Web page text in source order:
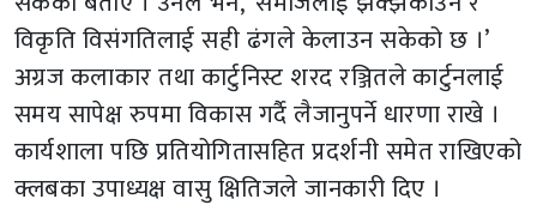
विकृति विसंगतिलाई सही ढंगले केलाउन सकेको छ ।’
अग्रज कलाकार तथा कार्टुनिस्ट शरद रञ्जितले कार्टुनलाई
समय सापेक्ष रुपमा विकास गर्दै लैजानुपर्ने धारणा राखे ।
कार्यशाला पछि प्रतियोगितासहित प्रदर्शनी समेत राखिएको
क्लबका उपाध्यक्ष वासु क्षितिजले जानकारी दिए ।